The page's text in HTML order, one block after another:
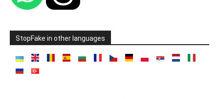
StopFake in other languages